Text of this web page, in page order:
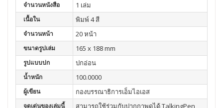
จำนวนหนังสือ 1 เล่ม
เนื้อใน พิมพ์ 4 สี
จำนวนหน้า 20 หน้า
ขนาดรูปเล่ม 165 x 188 mm
รูปแบบปก ปกอ่อน
น้ำหนัก 100.0000
ผู้เขียน กองบรรณาธิการเอ็มไอเอส
จุดเด่นของเล่มนี้ สามารถใช้ร่วมกับปากกาพูดได้ TalkingPen